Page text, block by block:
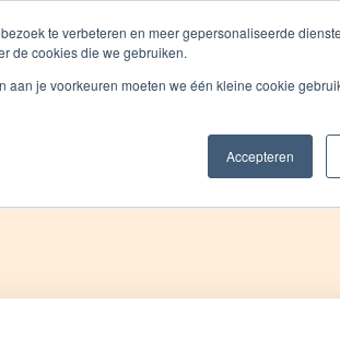
te verbeteren en meer gepersonaliseerde
de cookies die we gebruiken.
je voorkeuren moeten we één kleine cookie
Accepteren
Start Producten Prijzen